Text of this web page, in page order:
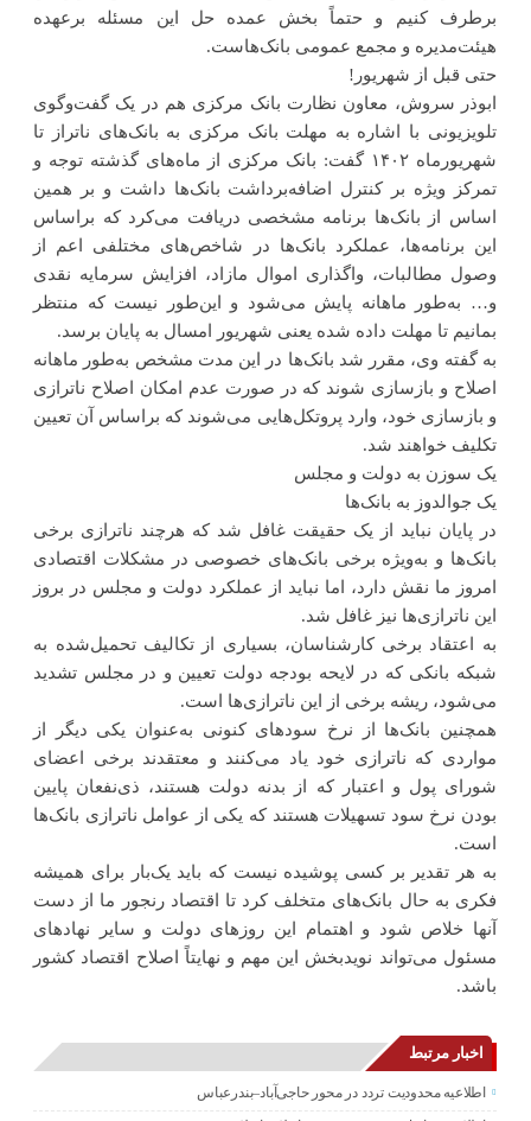
برطرف کنیم و حتماً بخش عمده حل این مسئله برعهده
هیئت‌مدیره و مجمع عمومی بانک‌هاست.
حتی قبل از شهریور!
ابوذر سروش، معاون نظارت بانک مرکزی هم در یک گفت‌وگوی
تلویزیونی با اشاره به مهلت بانک مرکزی به بانک‌های ناتراز تا
شهریورماه ۱۴۰۲ گفت: بانک مرکزی از ماه‌های گذشته توجه و
تمرکز ویژه بر کنترل اضافه‌برداشت بانک‌ها داشت و بر همین
اساس از بانک‌ها برنامه مشخصی دریافت می‌کرد که براساس
این برنامه‌ها، عملکرد بانک‌ها در شاخص‌های مختلفی اعم از
وصول مطالبات، واگذاری اموال مازاد، افزایش سرمایه نقدی
و… به‌طور ماهانه پایش می‌شود و این‌طور نیست که منتظر
بمانیم تا مهلت داده شده یعنی شهریور امسال به پایان برسد.
به گفته وی، مقرر شد بانک‌ها در این مدت مشخص به‌طور ماهانه
اصلاح و باز‌سازی شوند که در صورت عدم امکان اصلاح ناترازی
و باز‌سازی خود، وارد پروتکل‌هایی می‌شوند که براساس آن تعیین
تکلیف خواهند شد.
یک سوزن به دولت و مجلس
یک جوالدوز به بانک‌ها
در پایان نباید از یک حقیقت غافل شد که هرچند ناترازی برخی
بانک‌ها و به‌ویژه برخی بانک‌های خصوصی در مشکلات اقتصادی
امروز ما نقش دارد، اما نباید از عملکرد دولت و مجلس در بروز
این ناترازی‌ها نیز غافل شد.
به اعتقاد برخی کارشناسان، بسیاری از تکالیف تحمیل‌شده به
شبکه بانکی که در لایحه بودجه دولت تعیین و در مجلس تشدید
می‌شود، ریشه برخی از این ناترازی‌‌ها است.
همچنین بانک‌ها از نرخ سود‌های کنونی به‌عنوان یکی دیگر از
مواردی که ناترازی خود یاد می‌کنند و معتقدند برخی اعضای
شورای پول و اعتبار که از بدنه دولت هستند، ذی‌نفعان پایین
بودن نرخ سود تسهیلات هستند که یکی از عوامل ناترازی بانک‌ها
است.
به ‌هر تقدیر بر کسی پوشیده نیست که باید یک‌بار برای همیشه
فکری به حال بانک‌های متخلف کرد تا اقتصاد رنجور ما از دست
آنها خلاص شود و اهتمام این روزهای دولت و سایر نهادهای
مسئول می‌تواند نویدبخش این مهم و نهایتاً اصلاح اقتصاد کشور
باشد.
اخبار مرتبط
اطلاعیه محدودیت تردد در محور حاجی‌آباد–بندرعباس